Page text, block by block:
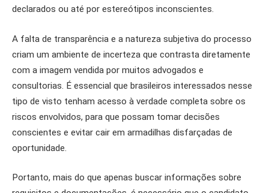
declarados ou até por estereótipos inconscientes.
A falta de transparência e a natureza subjetiva do processo
criam um ambiente de incerteza que contrasta diretamente
com a imagem vendida por muitos advogados e
consultorias. É essencial que brasileiros interessados nesse
tipo de visto tenham acesso à verdade completa sobre os
riscos envolvidos, para que possam tomar decisões
conscientes e evitar cair em armadilhas disfarçadas de
oportunidade.
Portanto, mais do que apenas buscar informações sobre